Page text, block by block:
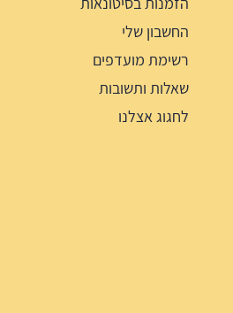
החשבון שלי
רשימת מועדפים
שאלות ותשובות
לחגוג אצלנו